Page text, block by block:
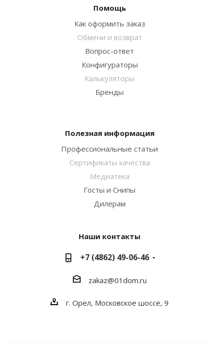
Помощь
Как оформить заказ
Обмени и возврат
Вопрос-ответ
Конфигураторы
Калькуляторы
Бренды
Полезная информация
Профессиональные статьи
Сертификаты качества
Медиатека
Госты и Снипы
Дилерам
Наши контакты
+7 (4862) 49-06-46
zakaz@01dom.ru
г. Орел, Московское шоссе, 9